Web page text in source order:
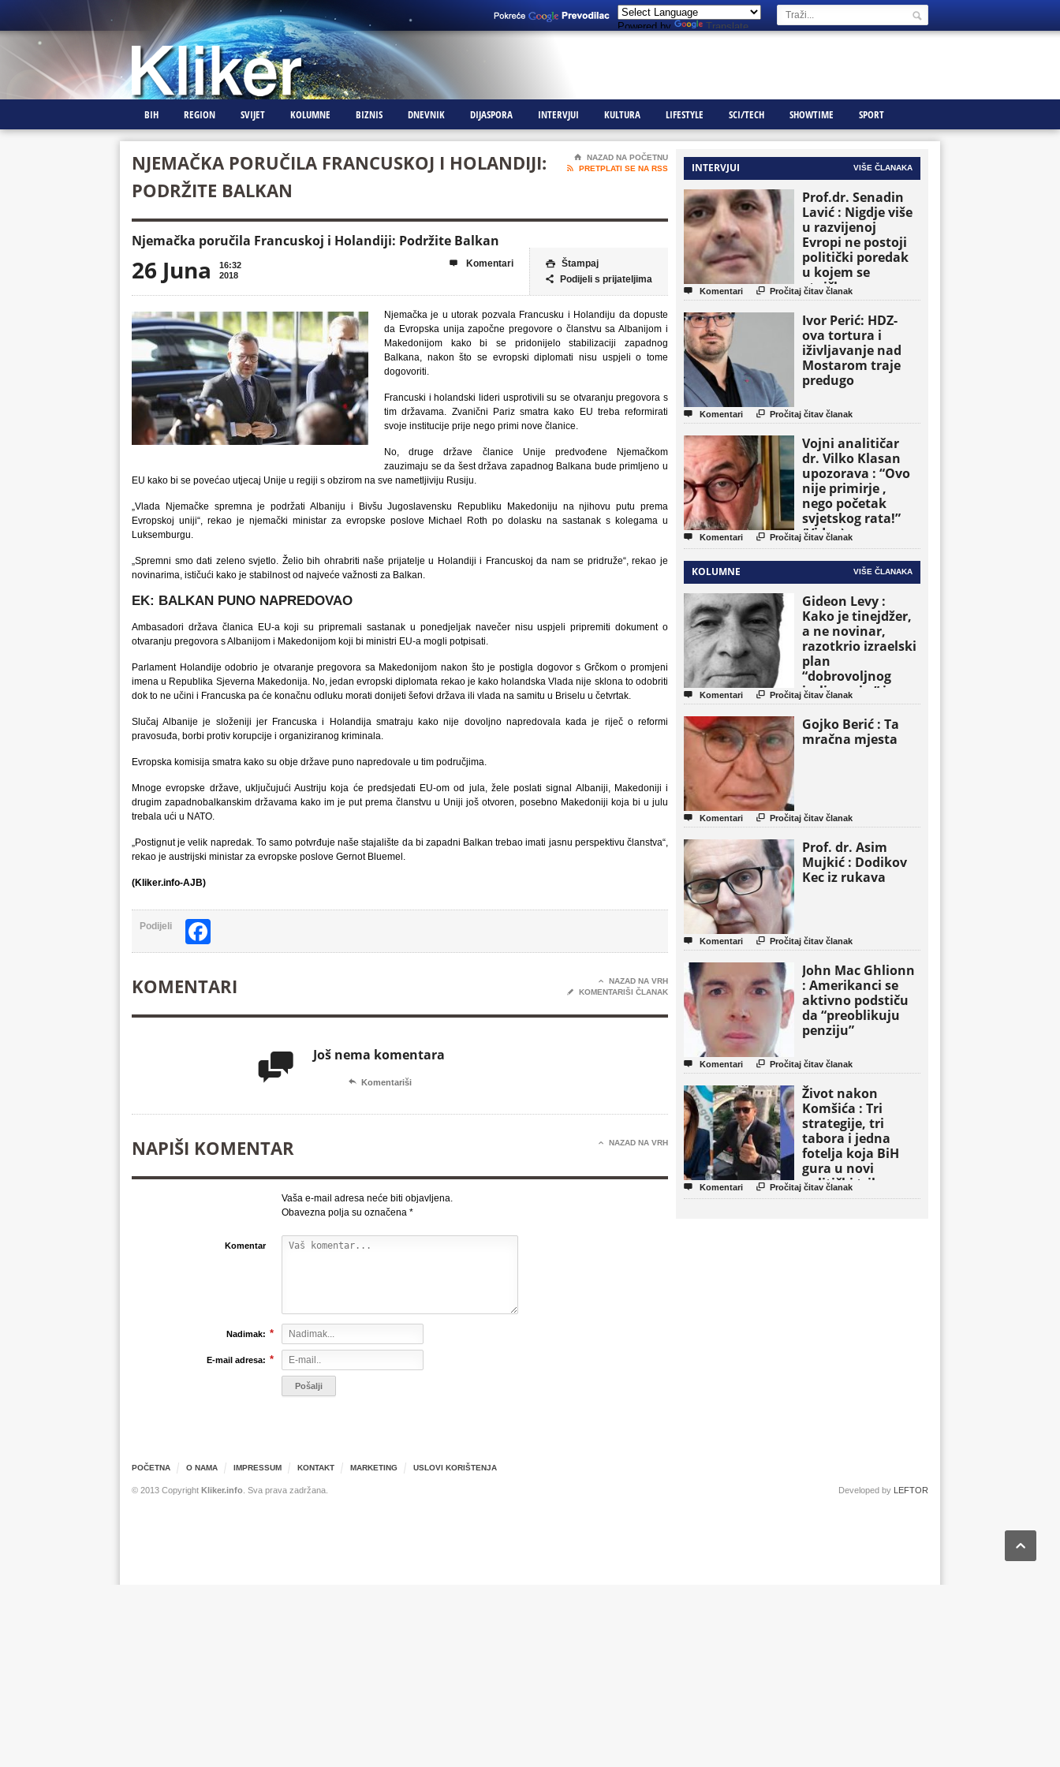
Powered by Translate
BIH REGION SVIJET KOLUMNE BIZNIS DNEVNIK DIJASPORA INTERVJUI KULTURA LIFESTYLE SCI/TECH SHOWTIME SPORT
NJEMAČKA PORUČILA FRANCUSKOJ I HOLANDIJI:
PODRŽITE BALKAN
⌂
NAZAD NA POČETNU

PRETPLATI SE NA RSS
Njemačka poručila Francuskoj i Holandiji: Podržite Balkan
26 Juna
16:32
2018
 Štampaj
 Podijeli s prijateljima
 Komentari
Njemačka je u utorak pozvala Francusku i Holandiju da dopuste
da Evropska unija započne pregovore o članstvu sa Albanijom i
Makedonijom kako bi se pridonijelo stabilizaciji zapadnog
Balkana, nakon što se evropski diplomati nisu uspjeli o tome
dogovoriti.
Francuski i holandski lideri usprotivili su se otvaranju pregovora s
tim državama. Zvanični Pariz smatra kako EU treba reformirati
svoje institucije prije nego primi nove članice.
No, druge države članice Unije predvođene Njemačkom
zauzimaju se da šest država zapadnog Balkana bude primljeno u
EU kako bi se povećao utjecaj Unije u regiji s obzirom na sve nametljiviju Rusiju.
„Vlada Njemačke spremna je podržati Albaniju i Bivšu Jugoslavensku Republiku Makedoniju na njihovu putu prema
Evropskoj uniji“, rekao je njemački ministar za evropske poslove Michael Roth po dolasku na sastanak s kolegama u
Luksemburgu.
„Spremni smo dati zeleno svjetlo. Želio bih ohrabriti naše prijatelje u Holandiji i Francuskoj da nam se pridruže“, rekao je
novinarima, ističući kako je stabilnost od najveće važnosti za Balkan.
EK: BALKAN PUNO NAPREDOVAO
Ambasadori država članica EU-a koji su pripremali sastanak u ponedjeljak navečer nisu uspjeli pripremiti dokument o
otvaranju pregovora s Albanijom i Makedonijom koji bi ministri EU-a mogli potpisati.
Parlament Holandije odobrio je otvaranje pregovora sa Makedonijom nakon što je postigla dogovor s Grčkom o promjeni
imena u Republika Sjeverna Makedonija. No, jedan evropski diplomata rekao je kako holandska Vlada nije sklona to odobriti
dok to ne učini i Francuska pa će konačnu odluku morati donijeti šefovi država ili vlada na samitu u Briselu u četvrtak.
Slučaj Albanije je složeniji jer Francuska i Holandija smatraju kako nije dovoljno napredovala kada je riječ o reformi
pravosuđa, borbi protiv korupcije i organiziranog kriminala.
Evropska komisija smatra kako su obje države puno napredovale u tim područjima.
Mnoge evropske države, uključujući Austriju koja će predsjedati EU-om od jula, žele poslati signal Albaniji, Makedoniji i
drugim zapadnobalkanskim državama kako im je put prema članstvu u Uniji još otvoren, posebno Makedoniji koja bi u julu
trebala ući u NATO.
„Postignut je velik napredak. To samo potvrđuje naše stajalište da bi zapadni Balkan trebao imati jasnu perspektivu članstva“,
rekao je austrijski ministar za evropske poslove Gernot Bluemel.
(Kliker.info-AJB)
Podijeli
KOMENTARI 
NAZAD NA VRH
✎
KOMENTARIŠI ČLANAK
 Još nema komentara
 Komentariši
NAPIŠI KOMENTAR  NAZAD NA VRH
Vaša e-mail adresa neće biti objavljena.
Obavezna polja su označena *
Komentar
Nadimak: *
E-mail adresa: *
INTERVJUI VIŠE ČLANAKA
Prof.dr. Senadin
Lavić : Nigdje više
u razvijenoj
Evropi ne postoji
politički poredak
u kojem se
etničke grupe
pojavljuju kao
osnovne političke
jedinice
 Komentari  Pročitaj čitav članak
Ivor Perić: HDZ-
ova tortura i
iživljavanje nad
Mostarom traje
predugo
 Komentari  Pročitaj čitav članak
Vojni analitičar
dr. Vilko Klasan
upozorava : “Ovo
nije primirje ,
nego početak
svjetskog rata!”
(Video)
 Komentari  Pročitaj čitav članak
KOLUMNE VIŠE ČLANAKA
Gideon Levy :
Kako je tinejdžer,
a ne novinar,
razotkrio izraelski
plan
“dobrovoljnog
iseljavanja ” iz
Gaze
 Komentari  Pročitaj čitav članak
Gojko Berić : Ta
mračna mjesta
 Komentari  Pročitaj čitav članak
Prof. dr. Asim
Mujkić : Dodikov
Kec iz rukava
 Komentari  Pročitaj čitav članak
John Mac Ghlionn
: Amerikanci se
aktivno podstiču
da “preoblikuju
penziju”
 Komentari  Pročitaj čitav članak
Život nakon
Komšića : Tri
strategije, tri
tabora i jedna
fotelja koja BiH
gura u novi
politički triler
 Komentari  Pročitaj čitav članak
POČETNA O NAMA IMPRESSUM KONTAKT MARKETING USLOVI KORIŠTENJA
© 2013 Copyright Kliker.info . Sva prava zadržana. Developed by LEFTOR
